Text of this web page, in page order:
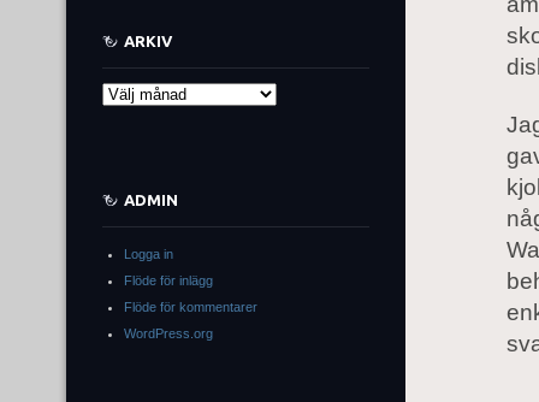
ARKIV
Arkiv
ADMIN
Logga in
Flöde för inlägg
Flöde för kommentarer
WordPress.org